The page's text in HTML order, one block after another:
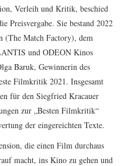
Verleih und Kritik, beschied
Preisvergabe. Sie bestand 2022
(The Match Factory), dem
und ODEON Kinos
Baruk, Gewinnerin des
Filmkritik 2021. Insgesamt
für den Siegfried Kracauer
zur „Besten Filmkritik“
der eingereichten Texte.
die einen Film durchaus
macht, ins Kino zu gehen und